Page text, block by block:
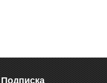
Подписка